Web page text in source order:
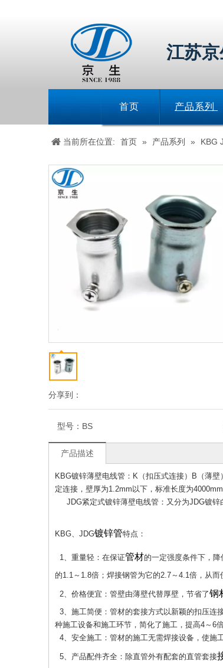
江苏京
首页 产品系列
当前所在位置: 首页 » 产品系列 » KBG
分享到：
型号： BS
产品描述
KBG镀锌薄壁电线管：K（扣压式连接）B（薄
定连接，壁厚为1.2mm以下，标准长度为4000mm
JDG紧定式镀锌薄壁电线管：又分为JDG镀锌
KBG、JDG镀锌管特点：
1、重量轻：在保证管材的一定强度条件下，
的1.1～1.8倍；焊接钢管为它的2.7～4.1倍，从而
2、价格便宜：管壁由薄壁代替厚壁，节省了钢
3、施工简便：管材的套接方式以新颖的扣压连
种施工设备和施工环节，简化了施工，提高4～6
4、安全施工：管材的施工无需焊接设备，使施
5、产品配件齐全：除直管外有配套的直管套接